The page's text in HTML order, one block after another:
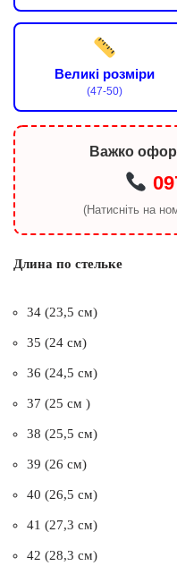
Великі розміри
(47-50)
Важко
(Натисніть на
Длина по стельке
34 (23,5 см)
35 (24 см)
36 (24,5 см)
37 (25 см )
38 (25,5 см)
39 (26 см)
40 (26,5 см)
41 (27,3 см)
42 (28,3 см)